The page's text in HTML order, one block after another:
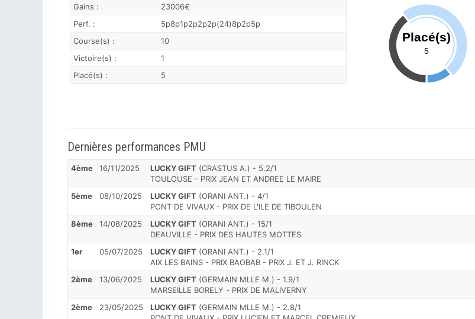
Gains :
23006€
Perf. :
5p8p1p2p2p2p(24)8p2p5p
Course(s) :
10
Victoire(s) :
1
Placé(s) :
5
Placé(s)
5
Dernières performances PMU
4ème 16/11/2025 LUCKY GIFT (CRASTUS A.) - 5.2/1
TOULOUSE - PRIX JEAN ET ANDREE LE MAIRE
5ème
08/10/2025 LUCKY GIFT (ORANI ANT.) - 4/1
PONT DE VIVAUX - PRIX DE L'ILE DE TIBOULEN
8ème
14/08/2025 LUCKY GIFT (ORANI ANT.) - 15/1
DEAUVILLE - PRIX DES HAUTES MOTTES
1er
05/07/2025 LUCKY GIFT (ORANI ANT.) - 2.1/1
AIX LES BAINS - PRIX BAOBAB - PRIX J. ET J. RINCK
2ème
13/06/2025 LUCKY GIFT (GERMAIN MLLE M.) - 1.9/1
MARSEILLE BORELY - PRIX DE MALIVERNY
2ème
23/05/2025 LUCKY GIFT (GERMAIN MLLE M.) - 2.8/1